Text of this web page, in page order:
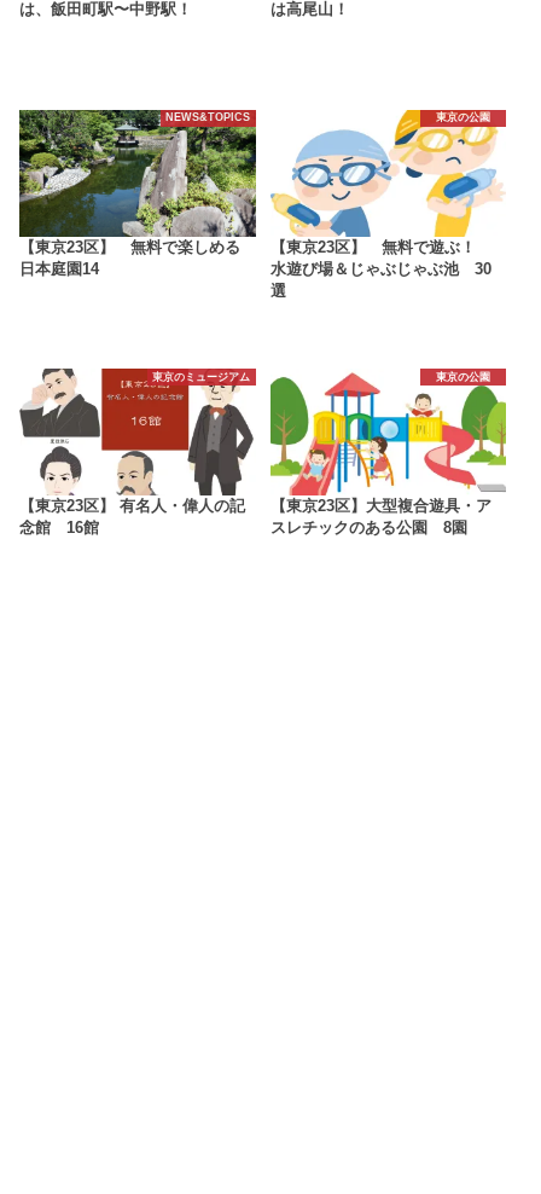
は、飯田町駅〜中野駅！
は高尾山！
NEWS&TOPICS
【東京23区】 無料で楽しめる
日本庭園14
東京の公園
【東京23区】 無料で遊ぶ！
水遊び場＆じゃぶじゃぶ池 30
選
東京のミュージアム
【東京23区】 有名人・偉人の記
念館 16館
東京の公園
【東京23区】大型複合遊具・ア
スレチックのある公園 8園